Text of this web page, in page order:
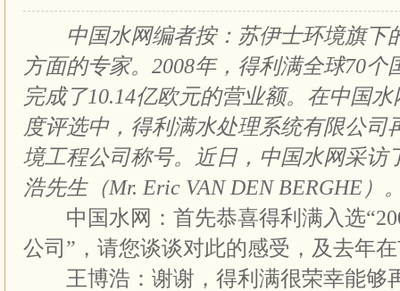
中国水网编者按：苏伊士环境旗下
方面的专家。2008年，得利满全球70个
完成了10.14亿欧元的营业额。在中国
度评选中，得利满水处理系统有限公司
境工程公司称号。近日，中国水网采访
浩先生（Mr. Eric VAN DEN BERGHE）
中国水网：首先恭喜得利满入选
公司”，请您谈谈对此的感受，及去年
王博浩：谢谢，得利满很荣幸能够